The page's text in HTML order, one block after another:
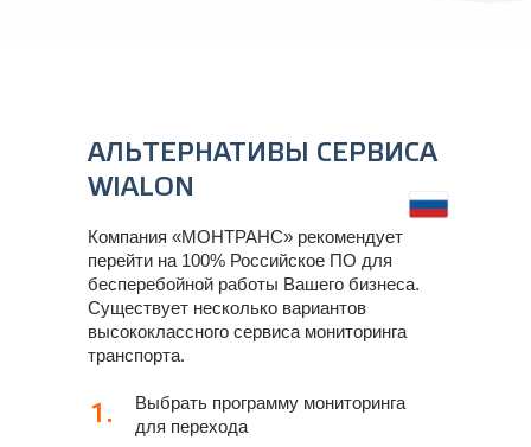
АЛЬТЕРНАТИВЫ СЕРВИСА
WIALON
1.
Выбрать программу мониторинга
для перехода
Компания «МОНТРАНС» рекомендует
перейти на 100% Российское ПО для
бесперебойной работы Вашего бизнеса.
Существует несколько вариантов
высококлассного сервиса мониторинга
транспорта.